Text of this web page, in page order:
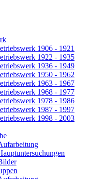
1906 - 1921
1922 - 1935
1936 - 1949
1950 - 1962
1963 - 1967
1968 - 1977
1978 - 1986
1987 - 1997
1998 - 2003